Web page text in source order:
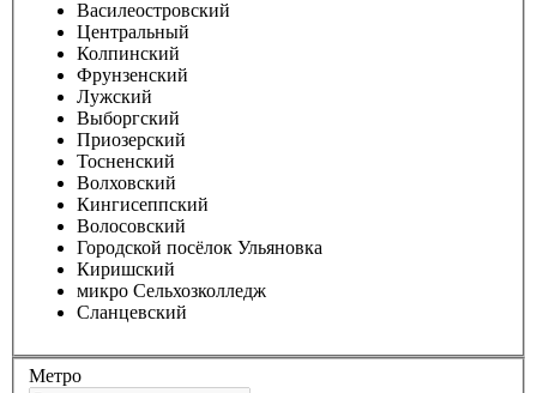
Василеостровский
Центральный
Колпинский
Фрунзенский
Лужский
Выборгский
Приозерский
Тосненский
Волховский
Кингисеппский
Волосовский
Городской посёлок Ульяновка
Киришский
микро Сельхозколледж
Сланцевский
Метро